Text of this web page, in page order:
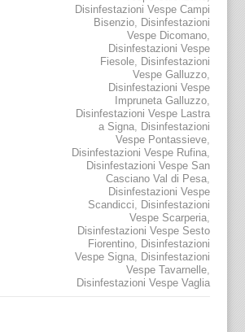
Disinfestazioni Vespe Campi
Bisenzio Disinfestazioni
Vespe Dicomano
Disinfestazioni Vespe
Fiesole Disinfestazioni
Vespe Galluzzo
Disinfestazioni Vespe
Impruneta Galluzzo
Disinfestazioni Vespe Lastra
a Signa Disinfestazioni
Vespe Pontassieve
Disinfestazioni Vespe Rufina
Disinfestazioni Vespe San
Casciano Val di Pesa
Disinfestazioni Vespe
Scandicci
Disinfestazioni
Vespe Scarperia
Disinfestazioni Vespe Sesto
Fiorentino Disinfestazioni
Vespe Signa Disinfestazioni
Vespe Tavarnelle
Disinfestazioni Vespe Vaglia